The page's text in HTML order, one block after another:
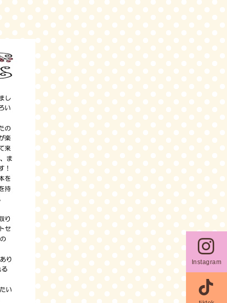

Instagram
